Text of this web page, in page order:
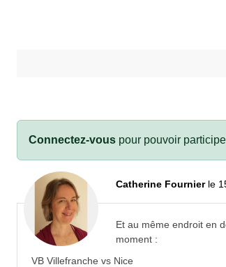
Connectez-vous pour pouvoir
Catherine Fournier le
Et au même endroit en
moment :
VB Villefranche vs Nice